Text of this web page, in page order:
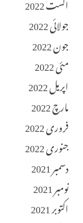
جولائی 2022
جون 2022
مئی 2022
اپریل 2022
مارچ 2022
فروری 2022
جنوری 2022
دسمبر 2021
نومبر 2021
اکتوبر 2021